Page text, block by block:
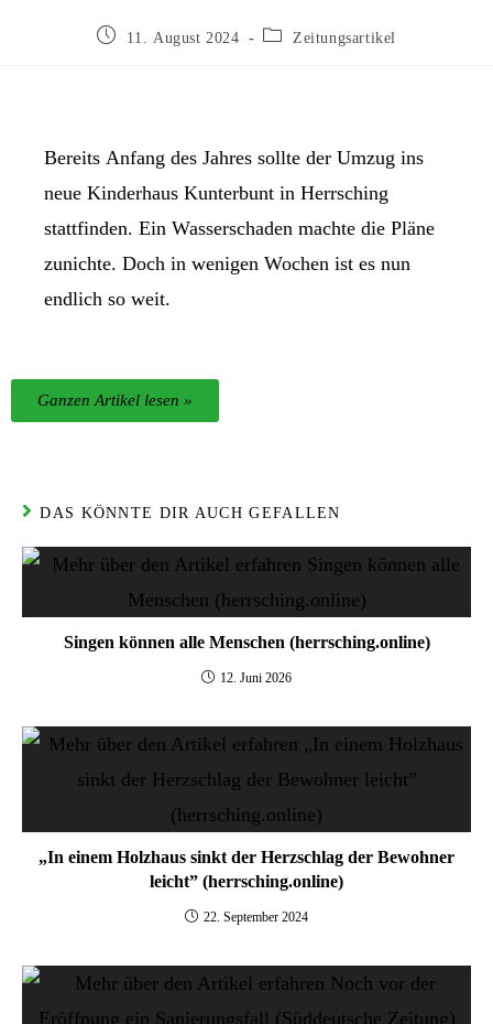
11. August 2024 Zeitungsartikel
Bereits Anfang des Jahres sollte der Umzug ins
neue Kinderhaus Kunterbunt in Herrsching
stattfinden. Ein Wasserschaden machte die Pläne
zunichte. Doch in wenigen Wochen ist es nun
endlich so weit.
Ganzen Artikel lesen »
DAS KÖNNTE DIR AUCH GEFALLEN
Singen können alle Menschen (herrsching.online)
12. Juni 2026
„In einem Holzhaus sinkt der Herzschlag der Bewohner
leicht” (herrsching.online)
22. September 2024